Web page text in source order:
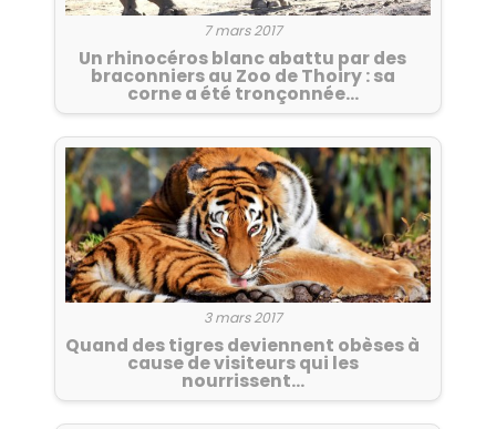
7 mars 2017
Un rhinocéros blanc abattu par des
braconniers au Zoo de Thoiry : sa
corne a été tronçonnée…
3 mars 2017
Quand des tigres deviennent obèses à
cause de visiteurs qui les
nourrissent…